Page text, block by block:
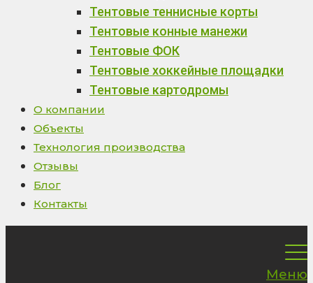
Тентовые теннисные корты
Тентовые конные манежи
Тентовые ФОК
Тентовые хоккейные площадки
Тентовые картодромы
О компании
Объекты
Технология производства
Отзывы
Блог
Контакты
Меню